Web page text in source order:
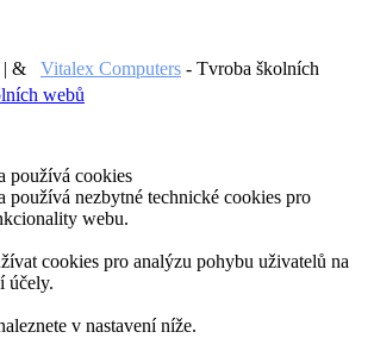
| & Vitalex Computers - Tvroba školních
používá cookies
používá nezbytné technické cookies pro
webu.
cookies pro analýzu pohybu uživatelů na
účely.
v nastavení níže.